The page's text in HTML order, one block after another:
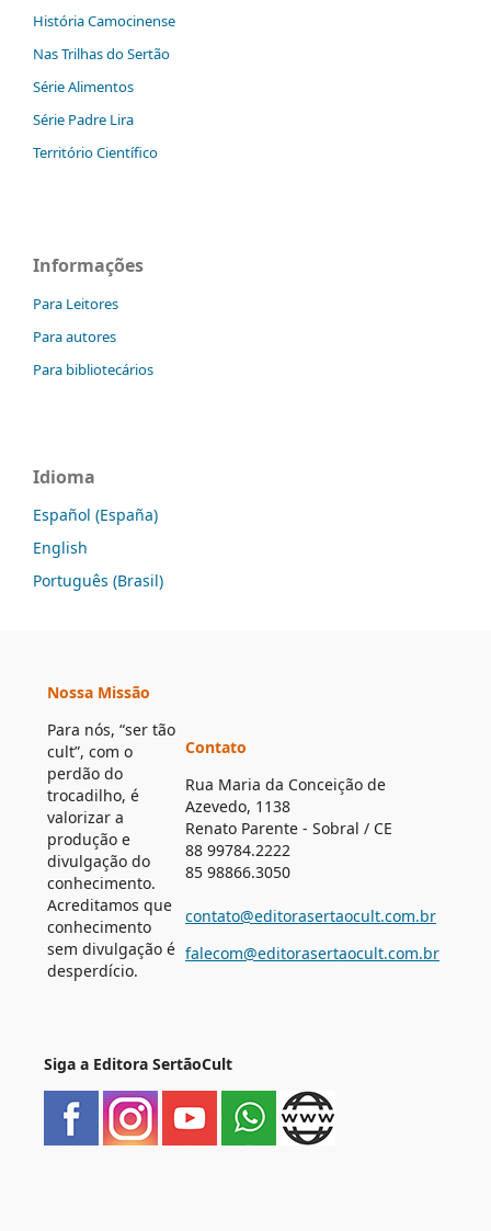
História Camocinense
Nas Trilhas do Sertão
Série Alimentos
Série Padre Lira
Território Científico
Informações
Para Leitores
Para autores
Para bibliotecários
Idioma
Español (España)
English
Português (Brasil)
Nossa Missão
Para nós, “ser tão
cult”, com o
perdão do
trocadilho, é
valorizar a
produção e
divulgação do
conhecimento.
Acreditamos que
conhecimento
sem divulgação é
desperdício.
Contato
Rua Maria da Conceição de
Azevedo, 1138
Renato Parente - Sobral / CE
88 99784.2222
85 98866.3050
contato@editorasertaocult.com.br
falecom@editorasertaocult.com.br
Siga a Editora SertãoCult